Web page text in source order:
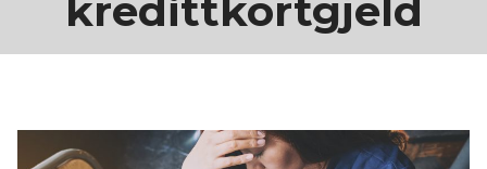
kredittkortgjeld